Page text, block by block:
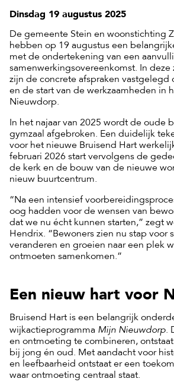
Dinsdag 19 augustus 2025
De gemeente Stein en woonstichting
hebben op 19 augustus een
met de ondertekening van een
samenwerkingsovereenkomst. In
zijn de concrete afspraken vastgelegd
en de start van de werkzaamheden in
Nieuwdorp.
In het najaar van 2025 wordt de oude
gymzaal afgebroken. Een duidelijk
voor het nieuwe Bruisend Hart
februari 2026 start vervolgens de
de kerk en de bouw van de nieuwe
nieuw buurtcentrum.
“Na een intensief
oog hadden voor de wensen van
dat we nu écht kunnen starten,” zegt
Hendrix. “Bewoners zien nu stap voor
veranderen en groeien naar een plek
ontmoeten samenkomen.”
Een nieuw hart voor
Bruisend Hart is een belangrijk
wijkactieprogramma Mijn Nieuwdorp.
en ontmoeting te combineren,
bij jong én oud. Met aandacht voor
en leefbaarheid ontstaat er een
waar ontmoeting centraal staat.